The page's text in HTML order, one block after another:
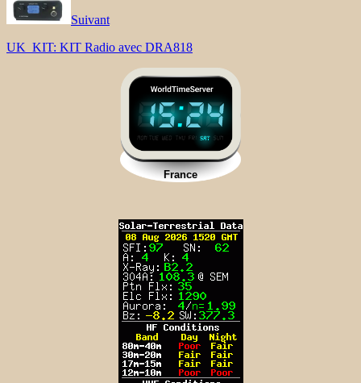
Suivant
UK_KIT: KIT Radio avec DRA818